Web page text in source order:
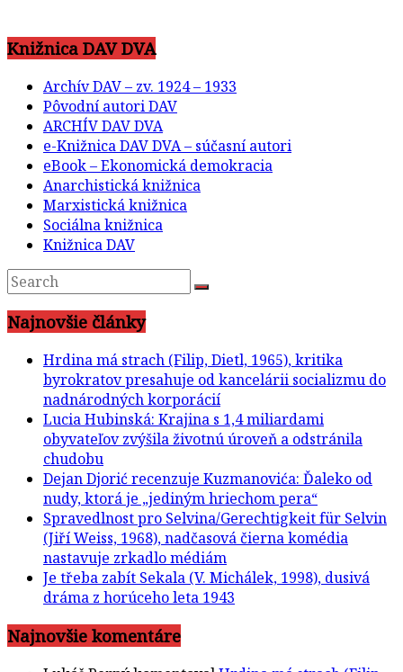
Knižnica DAV DVA
Archív DAV – zv. 1924 – 1933
Pôvodní autori DAV
ARCHÍV DAV DVA
e-Knižnica DAV DVA – súčasní autori
eBook – Ekonomická demokracia
Anarchistická knižnica
Marxistická knižnica
Sociálna knižnica
Knižnica DAV
Najnovšie články
Hrdina má strach (Filip, Dietl, 1965), kritika
byrokratov presahuje od kancelárii socializmu do
nadnárodných korporácií
Lucia Hubinská: Krajina s 1,4 miliardami
obyvateľov zvýšila životnú úroveň a odstránila
chudobu
Dejan Djorić recenzuje Kuzmanovića: Ďaleko od
nudy, ktorá je „jediným hriechom pera“
Spravedlnost pro Selvina/Gerechtigkeit für Selvin
(Jiří Weiss, 1968), nadčasová čierna komédia
nastavuje zrkadlo médiám
Je třeba zabít Sekala (V. Michálek, 1998), dusivá
dráma z horúceho leta 1943
Najnovšie komentáre